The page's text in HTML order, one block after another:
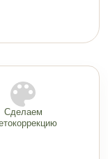
Сделаем